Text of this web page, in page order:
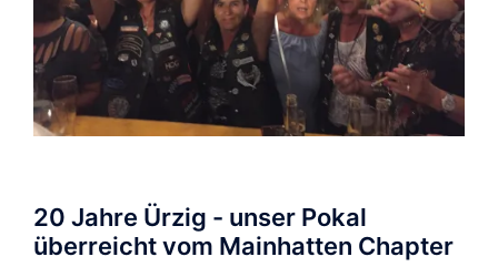
20 Jahre Ürzig - unser Pokal
überreicht vom Mainhatten Chapter